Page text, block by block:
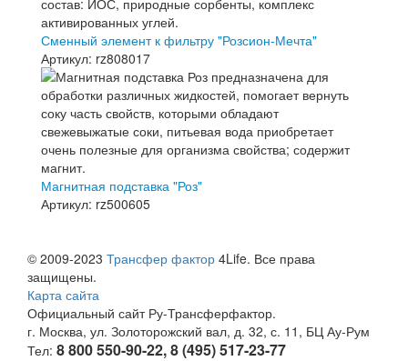
Сменный элемент к фильтру "Розсион-Мечта"
Артикул: rz808017
Магнитная подставка "Роз"
Артикул: rz500605
© 2009-2023 Трансфер фактор 4Life. Все права
защищены.
Карта сайта
Официальный сайт Ру-Трансферфактор.
г. Москва, ул. Золоторожский вал, д. 32, с. 11, БЦ Ау-Рум
Тел: 8 800 550-90-22, 8 (495) 517-23-77